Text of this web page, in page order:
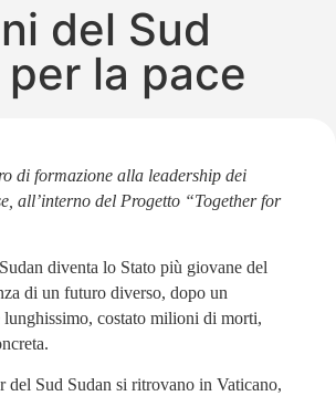
del Sud
la pace
di formazione alla leadership dei
all’interno del Progetto “Together for
diventa lo Stato più giovane del
di un futuro diverso, dopo un
lunghissimo, costato milioni di morti,
del Sud Sudan si ritrovano in Vaticano,